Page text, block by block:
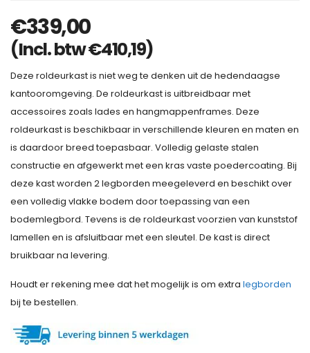
€339,00
(Incl. btw€410,19)
Deze roldeurkast is niet weg te denken uit de hedendaagse
kantooromgeving. De roldeurkast is uitbreidbaar met
accessoires zoals lades en hangmappenframes. Deze
roldeurkast is beschikbaar in verschillende kleuren en maten en
is daardoor breed toepasbaar. Volledig gelaste stalen
constructie en afgewerkt met een kras vaste poedercoating. Bij
deze kast worden 2 legborden meegeleverd en beschikt over
een volledig vlakke bodem door toepassing van een
bodemlegbord. Tevens is de roldeurkast voorzien van kunststof
lamellen en is afsluitbaar met een sleutel. De kast is direct
bruikbaar na levering.
Houdt er rekening mee dat het mogelijk is om extra legborden
bij te bestellen.